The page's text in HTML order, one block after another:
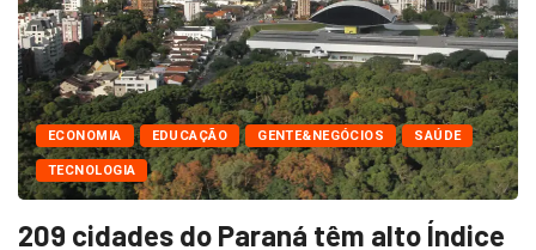
ECONOMIA EDUCAÇÃO GENTE&NEGÓCIOS SAÚDE
TECNOLOGIA
209 cidades do Paraná têm alto Índice